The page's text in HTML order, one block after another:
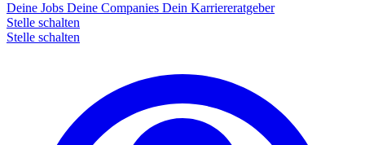
Deine Jobs Deine Companies Dein Karriereratgeber
Stelle schalten
Stelle schalten